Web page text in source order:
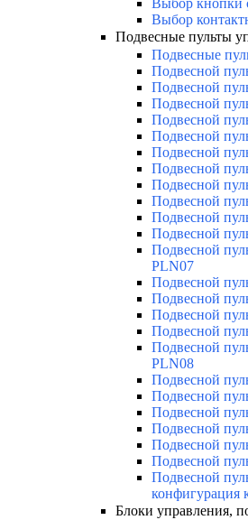
Выбор кнопки
Выбор
Подвесные пульты
Подвесные
Подвесной
Подвесной
Подвесной
Подвесной
Подвесной
Подвесной
Подвесной
Подвесной
Подвесной
Подвесной
Подвесной
Подвесной
PLN07
Подвесной
Подвесной
Подвесной
Подвесной
Подвесной
PLN08
Подвесной
Подвесной
Подвесной
Подвесной
Подвесной
Подвесной
Подвесной
конфигурация
Блоки управления,